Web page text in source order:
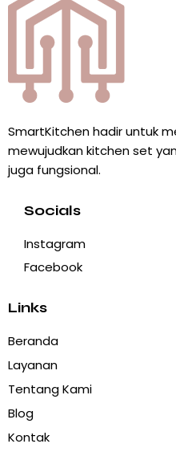
SmartKitchen hadir untuk
mewujudkan kitchen set
juga fungsional.
Socials
Instagram
Facebook
Links
Beranda
Layanan
Tentang Kami
Blog
Kontak